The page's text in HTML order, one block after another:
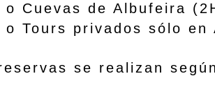
de Albufeira
privados sólo en
se realizan